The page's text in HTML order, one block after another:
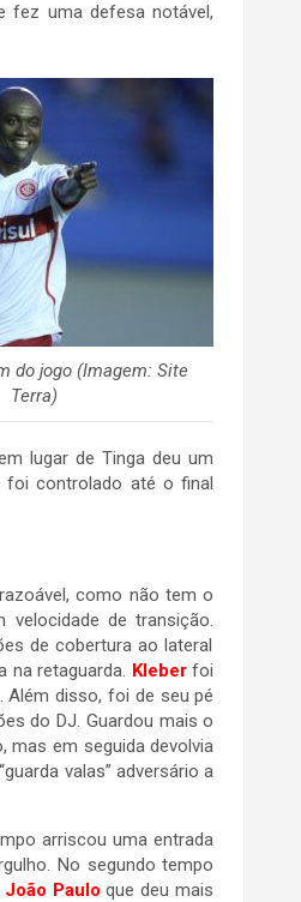
fez uma defesa notável,
do jogo (Imagem: Site
Terra)
lugar de Tinga deu um
foi controlado até o final
como não tem o
velocidade de transição.
de cobertura ao lateral
na retaguarda. Kleberfoi
disso, foi de seu pé
do DJ. Guardou mais o
mas em seguida devolvia
valas” adversário a
arriscou uma entrada
No segundo tempo
João Paulo que deu mais